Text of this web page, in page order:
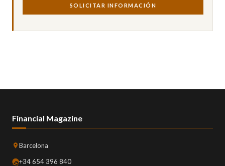
SOLICITAR INFORMACIÓN
Financial Magazine
Barcelona
+34 654 396 840